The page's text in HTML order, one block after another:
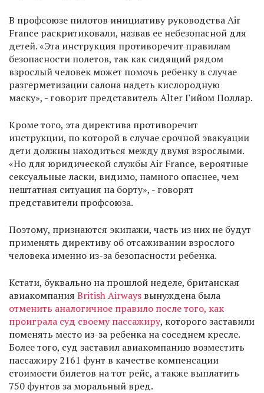
В профсоюзе пилотов инициативу руководства Air
France раскритиковали, назвав ее небезопасной для
детей. «Эта инструкция противоречит правилам
безопасности полетов, так как сидящий рядом
взрослый человек может помочь ребенку в случае
разгерметизации салона надеть кислородную
маску», - говорит представитель Alter Гийом Поллар.
Кроме того, эта директива противоречит
инструкции, по которой в случае срочной эвакуации
дети должны находиться между двумя взрослыми.
«Но для юридической службы Air France, вероятные
сексуальные ласки, видимо, намного опаснее, чем
нештатная ситуация на борту», - говорят
представители профсоюза.
Поэтому, признаются экипажи, часть из них не будут
применять директиву об отсаживании взрослого
человека именно из-за безопасности ребенка.
Кстати, буквально на прошлой неделе, британская
авиакомпания British Airways вынуждена была
отменить аналогичное правило после того, как
проиграла суд своему пассажиру, которого заставили
поменять место из-за ребенка на соседнем кресле.
Более того, суд заставил авиакомпанию возместить
пассажиру 2161 фунт в качестве компенсации
стоимости билетов на тот рейс, а также выплатить
750 фунтов за моральный вред.